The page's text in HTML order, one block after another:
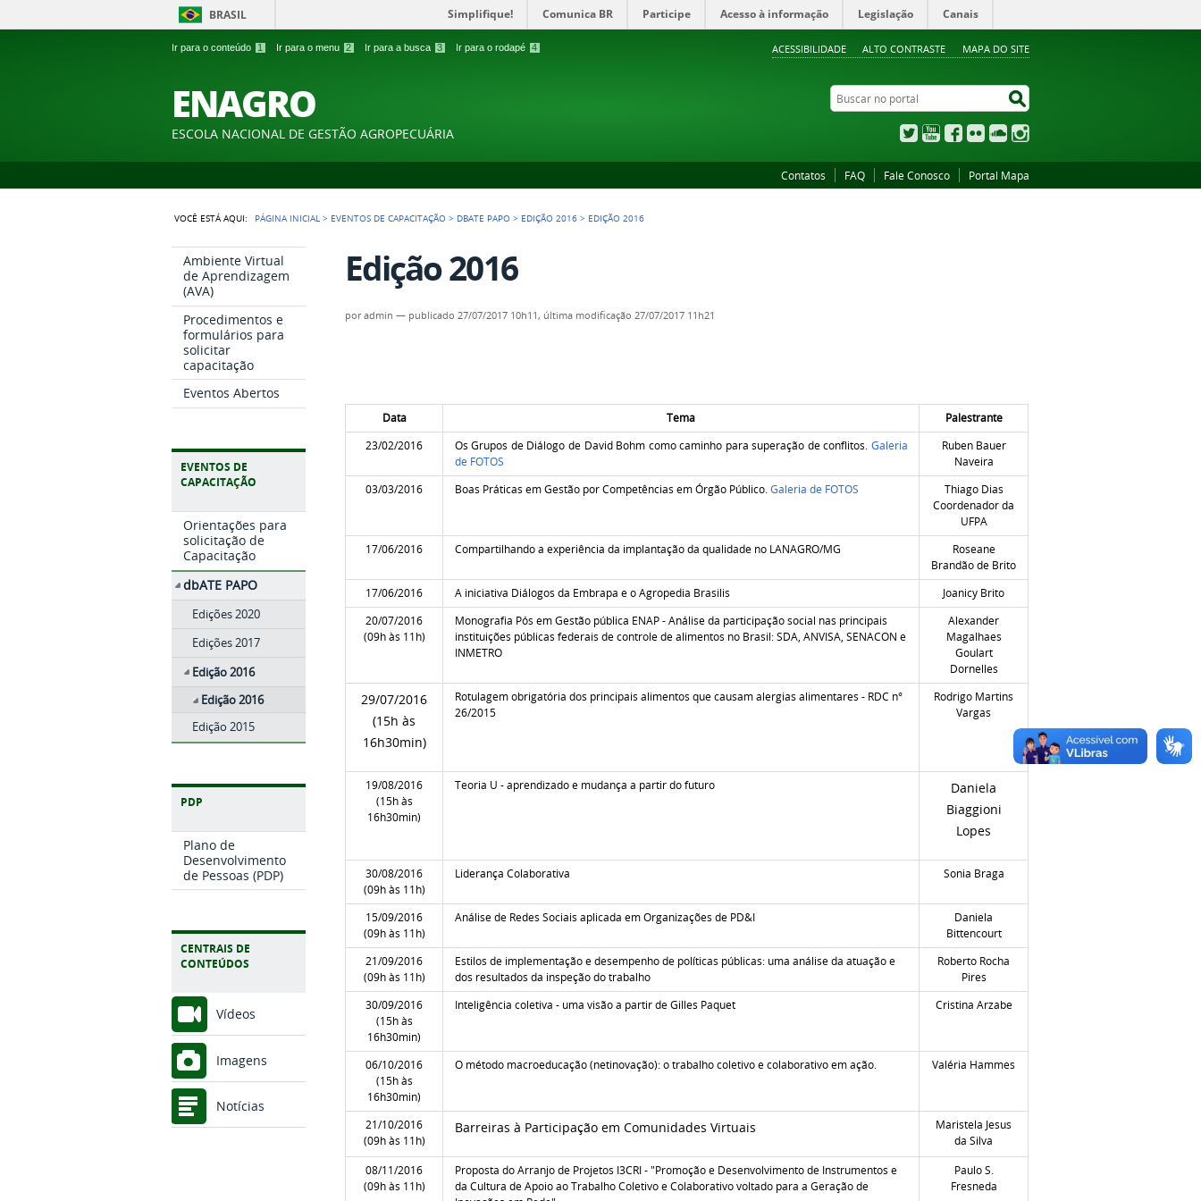
Ir para o conteúdo 1 Ir para o menu 2 Ir para a busca 3 Ir para o rodapé 4 ACESSIBILIDADE ALTO CONTRASTE MAPA DO SITE
BRASIL Simplifique! Comunica BR Participe Acesso à informação Legislação Canais
ENAGRO
ESCOLA NACIONAL DE GESTÃO AGROPECUÁRIA
Buscar no portal
TwitterYouTubeFacebook
Flickr SoundCloud
Contatos FAQ Fale Conosco Portal Mapa
VOCÊ ESTÁ AQUI: PÁGINA INICIAL > EVENTOS DE CAPACITAÇÃO > DBATE PAPO > EDIÇÃO 2016 > EDIÇÃO 2016
Ambiente Virtual
de Aprendizagem
(AVA)
Procedimentos e
formulários para
solicitar
capacitação
Eventos Abertos
EVENTOS DE
CAPACITAÇÃO
Orientações para
solicitação de
Capacitação
dbATE PAPO
Edições 2020
Edições 2017
Edição 2016
Edição 2016
Edição 2015
PDP
Plano de
Desenvolvimento
de Pessoas (PDP)
CENTRAIS DE
CONTEÚDOS
Vídeos
Imagens
Notícias
Edição 2016
poradmin — publicado 27/07/2017 10h11, última modificação 27/07/2017 11h21
Data Tema
Palestrante
23/02/2016
Os Grupos de Diálogo de David Bohm como caminho para superação de conflitos. Galeria
de FOTOS
Ruben Bauer
Naveira
03/03/2016
Boas Práticas em Gestão por Competências em Órgão Público.Galeria de FOTOS
Thiago Dias
Coordenador da
UFPA
17/06/2016
Compartilhando a experiência da implantação da qualidade no LANAGRO/MG
Roseane
Brandão de Brito
17/06/2016
A iniciativa Diálogos da Embrapa e o Agropedia Brasilis
Joanicy Brito
20/07/2016
(09h às 11h)
Monografia Pós em Gestão pública ENAP - Análise da participação social nas principais
instituições públicas federais de controle de alimentos no Brasil: SDA, ANVISA, SENACON e
INMETRO
Alexander
Magalhaes
Goulart
Dornelles
29/07/2016
(15h às
16h30min)
Rotulagem obrigatória dos principais alimentos que causam alergias alimentares - RDC n°
26/2015
Rodrigo Martins
Vargas
19/08/2016
(15h às
16h30min)
Teoria U - aprendizado e mudança a partir do futuro
Daniela
Biaggioni
Lopes
30/08/2016
(09h às 11h)
Liderança Colaborativa Sonia Braga
15/09/2016
(09h às 11h)
Análise de Redes Sociais aplicada em Organizações de PD&I
Daniela
Bittencourt
21/09/2016
(09h às 11h)
Estilos de implementação e desempenho de políticas públicas: uma análise da atuação e
dos resultados da inspeção do trabalho
Roberto Rocha
Pires
30/09/2016
(15h às
16h30min)
Inteligência coletiva - uma visão a partir de Gilles Paquet Cristina Arzabe
06/10/2016
(15h às
16h30min)
O método macroeducação (netinovação): o trabalho coletivo e colaborativo em ação. Valéria Hammes
21/10/2016
(09h às 11h)
Barreiras à Participação em Comunidades Virtuais
Maristela Jesus
da Silva
08/11/2016
(09h às 11h)
Proposta do Arranjo de Projetos I3CRI - "Promoção e Desenvolvimento de Instrumentos e
da Cultura de Apoio ao Trabalho Coletivo e Colaborativo voltado para a Geração de
Paulo S.
Fresneda